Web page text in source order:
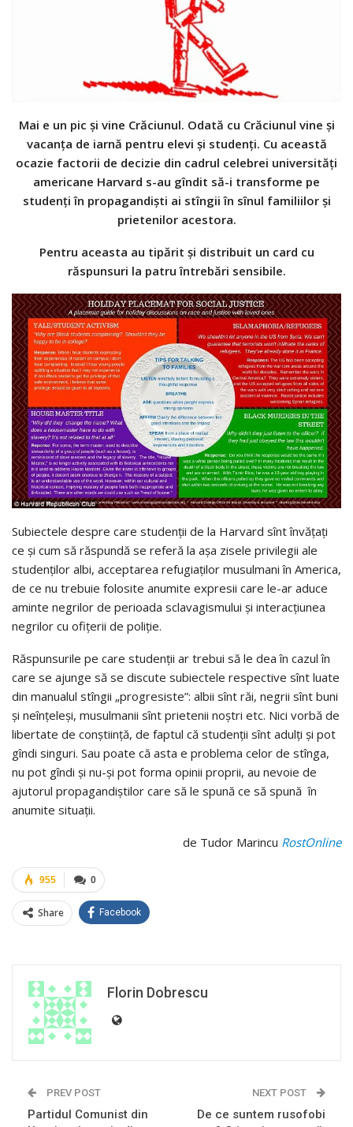
Mai e un pic și vine Crăciunul. Odată cu Crăciunul vine și
vacanța de iarnă pentru elevi și studenți. Cu această
ocazie factorii de decizie din cadrul celebrei universități
americane Harvard s-au gîndit să-i transforme pe
studenți în propagandiști ai stîngii în sînul familiilor și
prietenilor acestora.
Pentru aceasta au tipărit și distribuit un card cu
răspunsuri la patru întrebări sensibile.
Subiectele despre care studenții de la Harvard sînt învățați
ce și cum să răspundă se referă la așa zisele privilegii ale
studenților albi, acceptarea refugiaților musulmani în America,
de ce nu trebuie folosite anumite expresii care le-ar aduce
aminte negrilor de perioada sclavagismului și interacțiunea
negrilor cu ofițerii de poliție.
Răspunsurile pe care studenții ar trebui să le dea în cazul în
care se ajunge să se discute subiectele respective sînt luate
din manualul stîngii „progresiste”: albii sînt răi, negrii sînt buni
și neînțeleși, musulmanii sînt prietenii noștri etc. Nici vorbă de
libertate de conștiință, de faptul că studenții sînt adulți și pot
gîndi singuri. Sau poate că asta e problema celor de stînga,
nu pot gîndi și nu-și pot forma opinii proprii, au nevoie de
ajutorul propagandiștilor care să le spună ce să spună în
anumite situații.
de Tudor Marincu RostOnline
0
955
Share Facebook
Florin Dobrescu
PREV POST
Partidul Comunist din
NEXT POST
De ce suntem rusofobi